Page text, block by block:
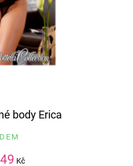
body Erica
Kč